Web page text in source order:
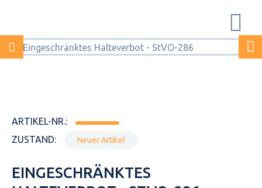
ARTIKEL-NR.:
ZUSTAND:
Neuer Artikel
EINGESCHRÄNKTES